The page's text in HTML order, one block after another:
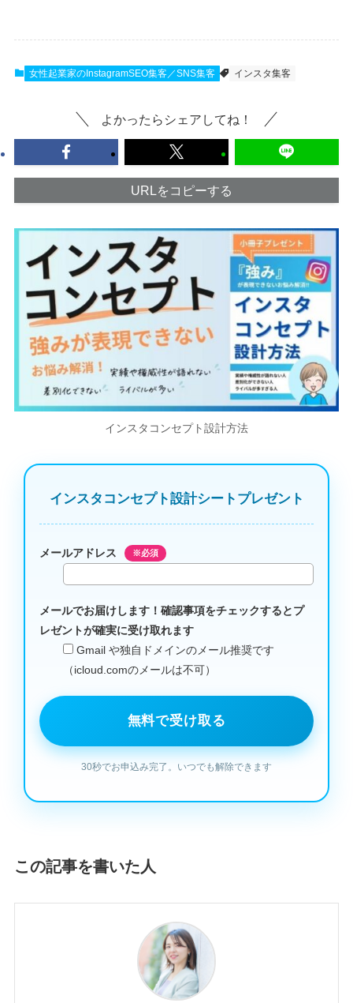
女性起業家のInstagramSEO集客／SNS集客 インスタ集客
よかったらシェアしてね！
URLをコピーする
インスタコンセプト設計方法
インスタコンセプト設計シートプレゼント
メールアドレス ※必須
メールでお届けします！確認事項をチェックするとプ
レゼントが確実に受け取れます
Gmail や独自ドメインのメール推奨です
（icloud.comのメールは不可）
この記事を書いた人